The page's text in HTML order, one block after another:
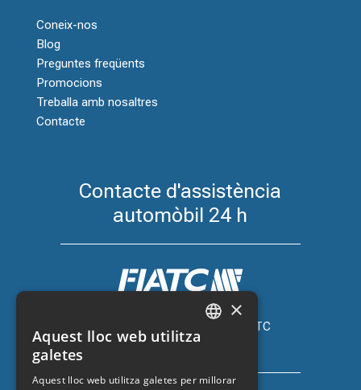
Coneix-nos
Blog
Preguntes freqüents
Promocions
Treballa amb nosaltres
Contacte
Contacte d'assistència
automòbil 24 h
Assegurança de cotxe amb FIATC
+34 918 66 98 06
×
Aquest lloc web utilitza
galetes
Aquest lloc web utilitza galetes per millorar